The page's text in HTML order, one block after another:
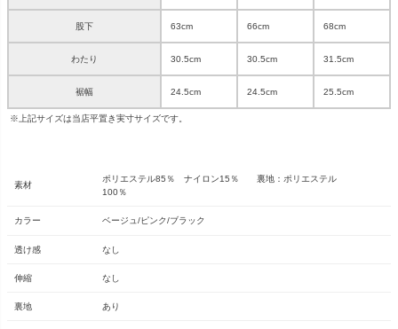
股下 63cm 66cm 68cm
わたり 30.5cm 30.5cm 31.5cm
裾幅 24.5cm 24.5cm 25.5cm
※上記サイズは当店平置き実寸サイズです。
素材
ポリエステル85％ ナイロン15％ 裏地：ポリエステル
100％
カラー ベージュ/ピンク/ブラック
透け感 なし
伸縮 なし
裏地 あり